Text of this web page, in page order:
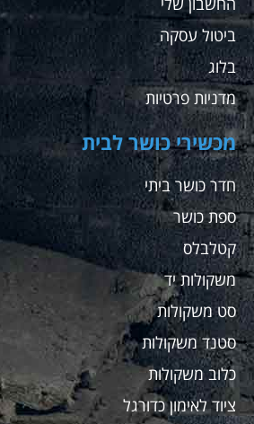
ביטול עסקה
בלוג
מדניות פרטיות
מכשירי כושר לבית
חדר כושר ביתי
ספת כושר
קטלבלס
משקולות יד
סט משקולות
סטנד משקולות
כלוב משקולות
ציוד לאימון כדורגל